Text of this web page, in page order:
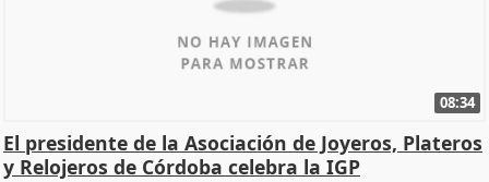
08:34
El presidente de la Asociación de Joyeros, Plateros
y Relojeros de Córdoba celebra la IGP